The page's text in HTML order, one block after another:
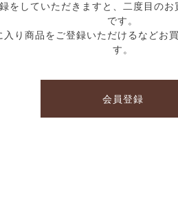
をしていただきますと、二度目のお
です。
入り商品をご登録いただけるなどお
す。
会員登録